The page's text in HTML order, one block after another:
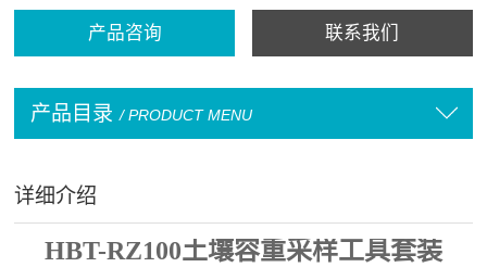
产品咨询 联系我们
产品目录 / PRODUCT MENU
详细介绍
HBT-RZ100土壤容重采样工具套装